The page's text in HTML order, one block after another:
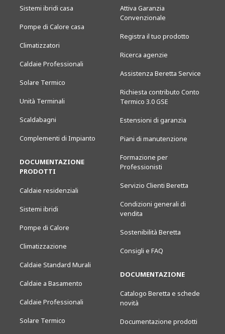
Sistemi ibridi casa
Pompe di Calore casa
Climatizzatori
Caldaie Professionali
Solare Termico
Unità Terminali
Scaldabagni
Complementi di Impianto
DOCUMENTAZIONE
PRODOTTI
Caldaie residenziali
Sistemi ibridi
Pompe di Calore
Climatizzazione
Caldaie Standard Murali
Caldaie a Basamento
Caldaie Professionali
Solare Termico
Attiva Garanzia
Convenzionale
Registra il tuo prodotto
Ricerca agenzie
Assistenza Beretta Service
Richiesta contributo Conto
Termico 3.0 GSE
Estensioni di garanzia
Piani di manutenzione
Formazione per
Professionisti
Servizio Clienti Beretta
Condizioni generali di
vendita
Sostenibilità Beretta
Consigli e FAQ
DOCUMENTAZIONE
Catalogo Beretta e schede
novità
Documentazione prodotti